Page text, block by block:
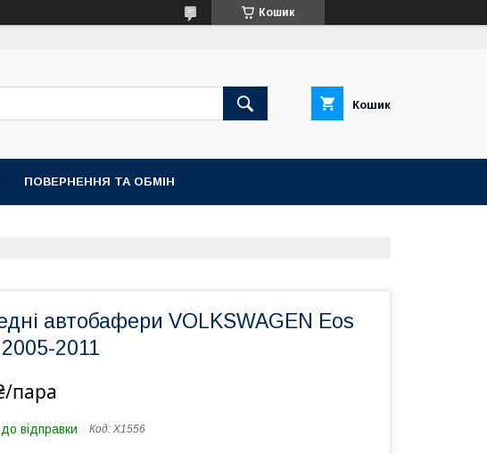
Кошик
Кошик
ПОВЕРНЕННЯ ТА ОБМІН
автобафери VOLKSWAGEN Eos
2011
пара
відправки Код: X1556